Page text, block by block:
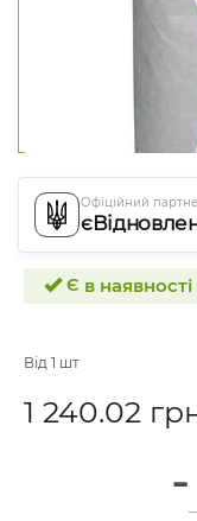
Офіційний
Є в наявності
Від 1 шт
1 240.02